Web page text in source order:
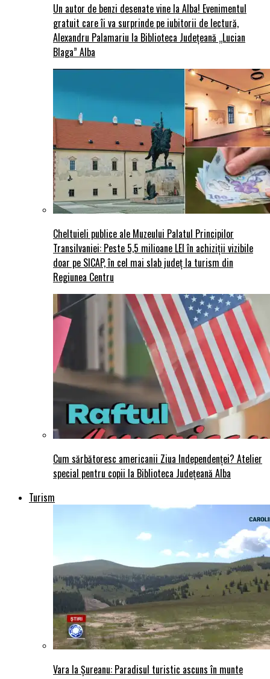
Un autor de benzi desenate vine la Alba! Evenimentul
gratuit care îi va surprinde pe iubitorii de lectură,
Alexandru Palamariu la Biblioteca Județeană „Lucian
Blaga” Alba
Cheltuieli publice ale Muzeului Palatul Principilor
Transilvaniei: Peste 5,5 milioane LEI în achiziții vizibile
doar pe SICAP, în cel mai slab județ la turism din
Regiunea Centru
Cum sărbătoresc americanii Ziua Independenței? Atelier
special pentru copii la Biblioteca Județeană Alba
Turism
Vara la Șureanu: Paradisul turistic ascuns în munte